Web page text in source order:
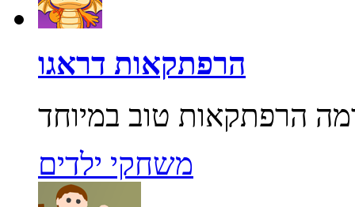
הרפתקאות דראגו
משחקי ילדים